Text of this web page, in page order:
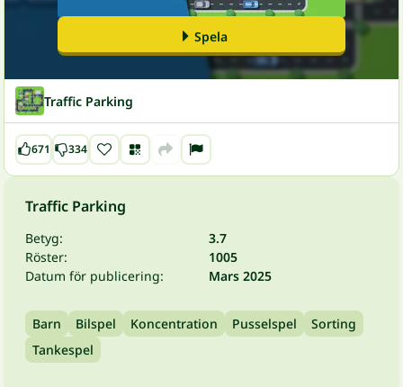
Spela
Traffic Parking
671 334
Traffic Parking
Betyg:
3.7
Röster:
1005
Datum för publicering:
Mars 2025
Barn Bilspel Koncentration Pusselspel
Sorting
Tankespel